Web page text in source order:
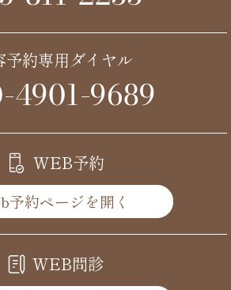
予約専用ダイヤル
4901-9689
WEB予約
予約ページを開く
WEB問診